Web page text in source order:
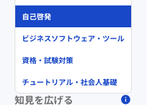
自己啓発
ビジネスソフトウェア・ツール
資格・試験対策
チュートリアル・社会人基礎
知見を広げる